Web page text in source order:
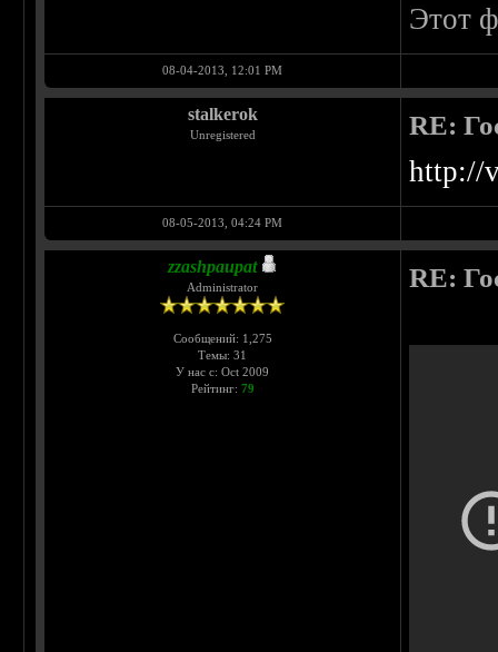
Этот
08-04-2013, 12:01 PM
stalkerok
Unregistered RE:
http://
08-05-2013, 04:24 PM
zzashpaupat
Administrator
Сообщений: 1,275
Темы: 31
У нас с: Oct 2009
Рейтинг: 79
RE: